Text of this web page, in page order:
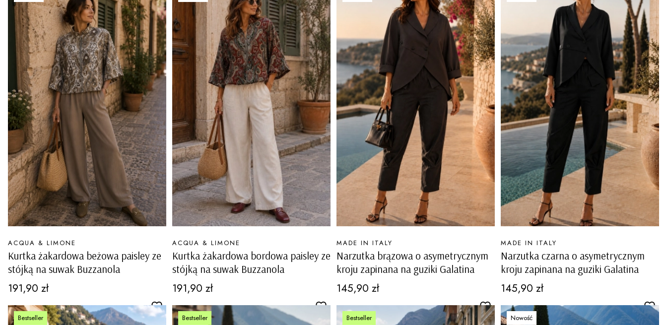
Kurtka żakardowa beżowa paisley ze
stójką na suwak Buzzanola
PRODUCENT
ACQUA & LIMONE
Cena
191,90 zł
Kurtka żakardowa bordowa paisley ze
stójką na suwak Buzzanola
PRODUCENT
ACQUA & LIMONE
Cena
191,90 zł
Narzutka brązowa o asymetrycznym
kroju zapinana na guziki Galatina
PRODUCENT
MADE IN ITALY
Cena
145,90 zł
Narzutka czarna o asymetrycznym
kroju zapinana na guziki Galatina
PRODUCENT
MADE IN ITALY
Cena
145,90 zł
Bestseller
Bestseller
Bestseller
Nowość